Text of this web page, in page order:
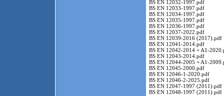
BS EN 12032-1997.pdf
BS EN 12033-1997.pdf
BS EN 12034-1997.pdf
BS EN 12035-1997.pdf
BS EN 12036-1997.pdf
BS EN 12037-2022.pdf
BS EN 12039-2016 (2017).pdf
BS EN 12041-2014.pdf
BS EN 12042-2014 + A1-
BS EN 12043-2014.pdf
BS EN 12044-2005 + A1-
BS EN 12045-2000.pdf
BS EN 12046-1-2020.pdf
BS EN 12046-2-2025.pdf
BS EN 12047-1997 (2011).pdf
BS EN 12048-1997 (2011).pdf